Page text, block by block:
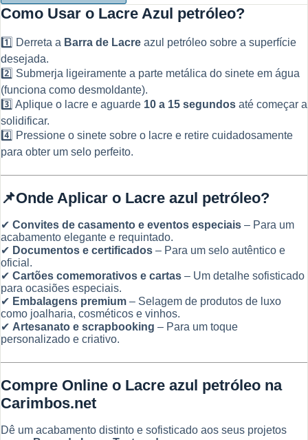
de
Lacre
petroleo
Como Usar o Lacre Azul petróleo?
1️⃣ Derreta a Barra de Lacre azul petróleo sobre a superfície
desejada.
2️⃣ Submerja ligeiramente a parte metálica do sinete em água
(funciona como desmoldante).
3️⃣ Aplique o lacre e aguarde 10 a 15 segundos até começar a
solidificar.
4️⃣ Pressione o sinete sobre o lacre e retire cuidadosamente
para obter um selo perfeito.
📌Onde Aplicar o Lacre azul petróleo?
✔ Convites de casamento e eventos especiais – Para um
acabamento elegante e requintado.
✔ Documentos e certificados – Para um selo autêntico e
oficial.
✔ Cartões comemorativos e cartas – Um detalhe sofisticado
para ocasiões especiais.
✔ Embalagens premium – Selagem de produtos de luxo
como joalharia, cosméticos e vinhos.
✔ Artesanato e scrapbooking – Para um toque
personalizado e criativo.
Compre Online o Lacre azul petróleo na
Carimbos.net
Dê um acabamento distinto e sofisticado aos seus projetos